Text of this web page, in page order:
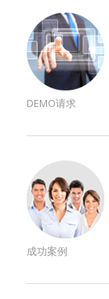
DEMO请求
成功案例